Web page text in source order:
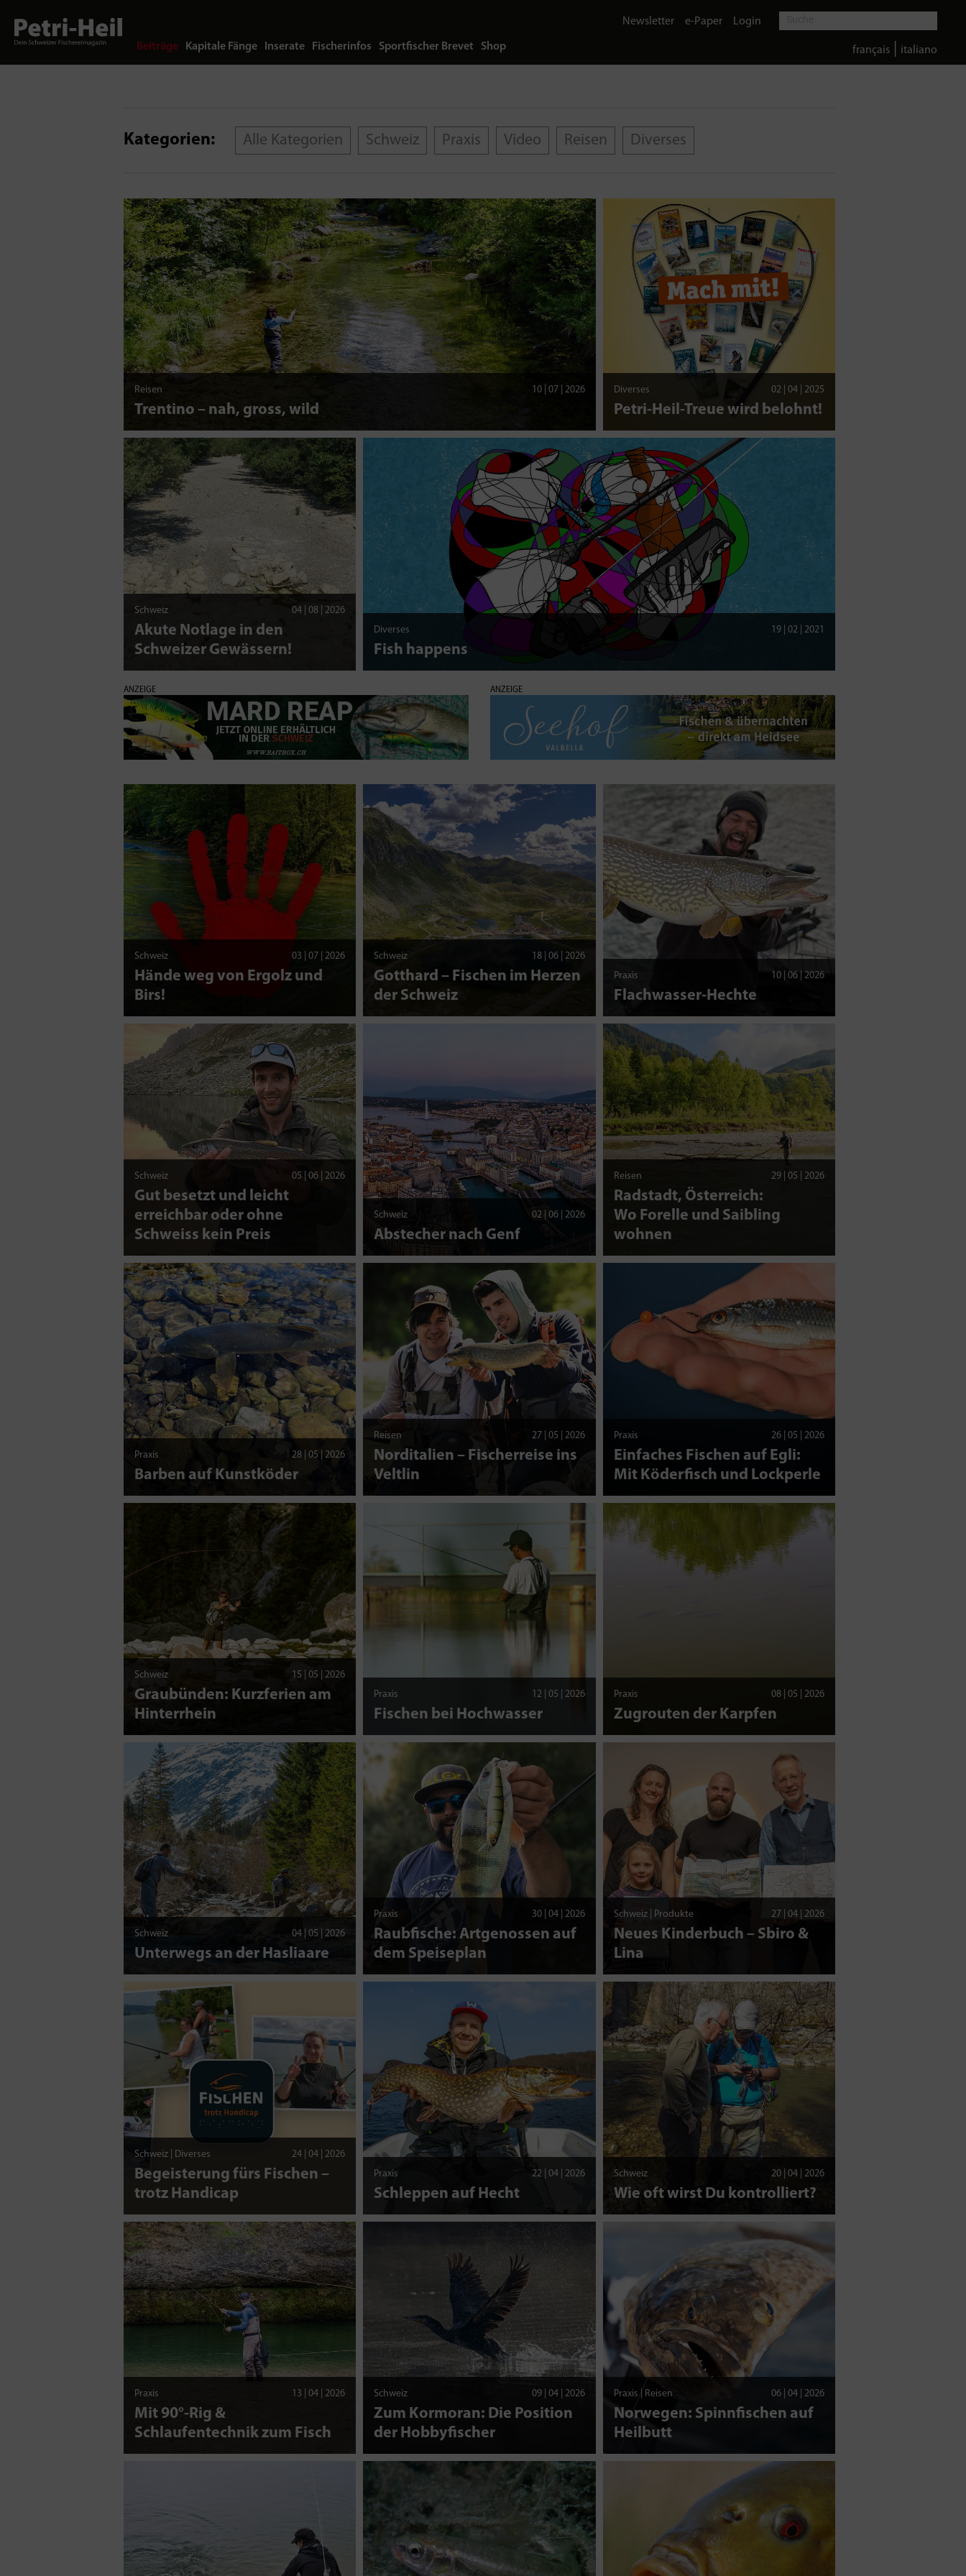
Beiträge Kapitale Fänge Inserate Fischerinfos Sportfischer Brevet Shop
Newsletter e-Paper Login
français italiano
Kategorien: Alle Kategorien Schweiz Praxis Video Reisen Diverses
Reisen 10 | 07 | 2026
Trentino – nah, gross, wild
Diverses 02 | 04 | 2025
Petri-Heil-Treue wird belohnt!
Schweiz 04 | 08 | 2026
Akute Notlage in den
Schweizer Gewässern!
Diverses 19 | 02 | 2021
Fish happens
ANZEIGE ANZEIGE
Schweiz 03 | 07 | 2026
Hände weg von Ergolz und
Birs!
Schweiz 18 | 06 | 2026
Gotthard – Fischen im Herzen
der Schweiz
Praxis 10 | 06 | 2026
Flachwasser-Hechte
Schweiz 05 | 06 | 2026
Gut besetzt und leicht
erreichbar oder ohne
Schweiss kein Preis
Schweiz 02 | 06 | 2026
Abstecher nach Genf
Reisen 29 | 05 | 2026
Radstadt, Österreich:
Wo Forelle und Saibling
wohnen
Praxis 28 | 05 | 2026
Barben auf Kunstköder
Reisen 27 | 05 | 2026
Norditalien – Fischerreise ins
Veltlin
Praxis 26 | 05 | 2026
Einfaches Fischen auf Egli:
Mit Köderfisch und Lockperle
Schweiz 15 | 05 | 2026
Graubünden: Kurzferien am
Hinterrhein
Praxis 12 | 05 | 2026
Fischen bei Hochwasser
Praxis 08 | 05 | 2026
Zugrouten der Karpfen
Schweiz 04 | 05 | 2026
Unterwegs an der Hasliaare
Praxis 30 | 04 | 2026
Raubfische: Artgenossen auf
dem Speiseplan
Schweiz | Produkte 27 | 04 | 2026
Neues Kinderbuch – Sbiro &
Lina
Schweiz | Diverses 24 | 04 | 2026
Begeisterung fürs Fischen –
trotz Handicap
Praxis 22 | 04 | 2026
Schleppen auf Hecht
Schweiz 20 | 04 | 2026
Wie oft wirst Du kontrolliert?
Praxis 13 | 04 | 2026
Mit 90°-Rig &
Schlaufentechnik zum Fisch
Schweiz 09 | 04 | 2026
Zum Kormoran: Die Position
der Hobbyfischer
Praxis | Reisen 06 | 04 | 2026
Norwegen: Spinnfischen auf
Heilbutt